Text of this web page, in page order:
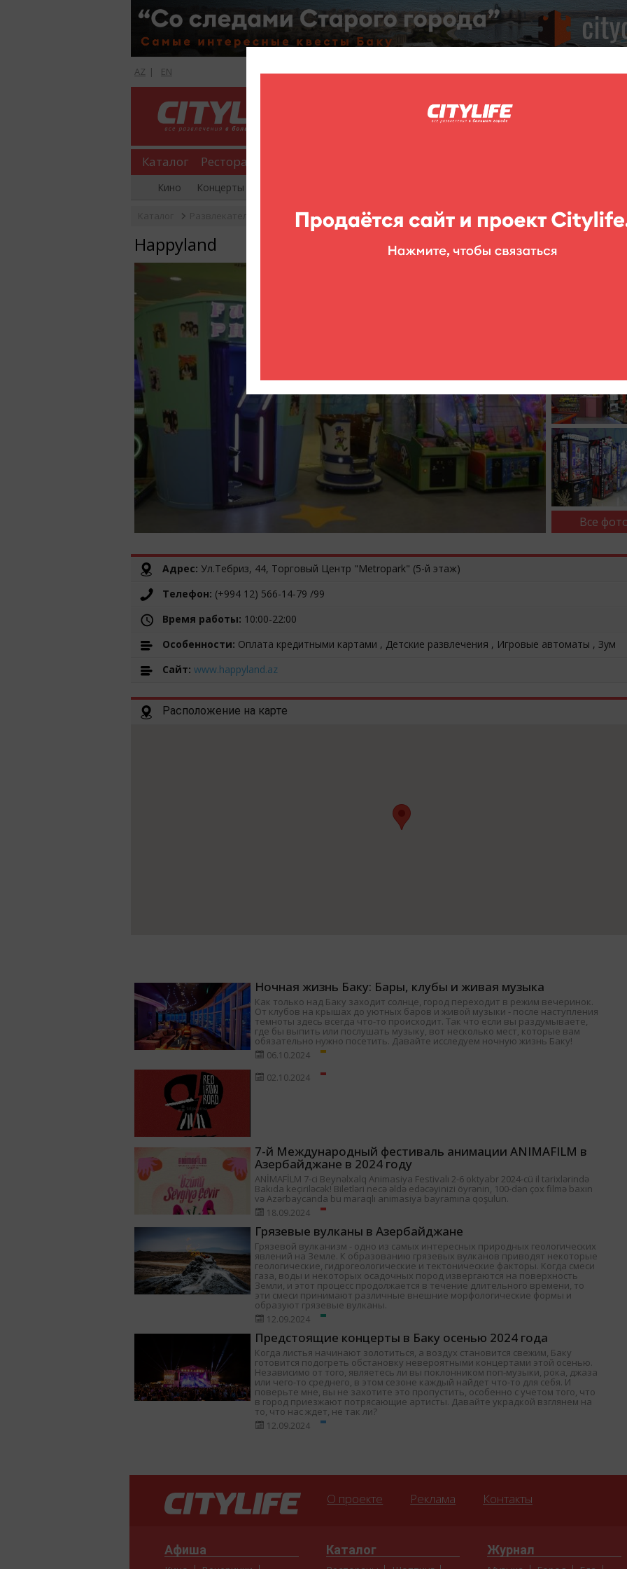
AZ | EN
Каталог Рестораны
Кино Концерты
Развлекательные центры Happyland
Happyland
Все
Адрес: Ул.Тебриз, 44, Торговый Центр "Metropark" (5-й этаж)
Телефон: (+994 12) 566-14-79 /99
Время работы: 10:00-22:00
Особенности: Оплата кредитными картами , Детские развлечения , Игровые автоматы , Зум
Cайт: www.happyland.az
Расположение на карте
Ночная жизнь Баку: Бары, клубы и живая музыка
Как только над Баку заходит солнце, город переходит в режим вечеринок.
От клубов на крышах до уютных баров и живой музыки - после наступления
темноты здесь всегда что-то происходит. Так что если вы раздумываете,
где бы выпить или послушать музыку, вот несколько мест, которые вам
обязательно нужно посетить. Давайте исследуем ночную жизнь Баку!
06.10.2024
02.10.2024
7-й Международный фестиваль анимации ANIMAFILM в
Азербайджане в 2024 году
ANİMAFİLM 7-ci Beynəlxalq Animasiya Festivalı 2-6 oktyabr 2024-cü il tarixlərində
Bakıda keçiriləcək! Biletləri necə əldə edəcəyinizi öyrənin, 100-dən çox filmə baxın
və Azərbaycanda bu maraqlı animasiya bayramına qoşulun.
18.09.2024
Грязевые вулканы в Азербайджане
Грязевой вулканизм - одно из самых интересных природных геологических
явлений на Земле. К образованию грязевых вулканов приводят некоторые
геологические, гидрогеологические и тектонические факторы. Когда смеси
газа, воды и некоторых осадочных пород извергаются на поверхность
Земли, и этот процесс продолжается в течение длительного времени, то
эти смеси принимают различные внешние морфологические формы и
образуют грязевые вулканы.
12.09.2024
Предстоящие концерты в Баку осенью 2024 года
Когда листья начинают золотиться, а воздух становится свежим, Баку
готовится подогреть обстановку невероятными концертами этой осенью.
Независимо от того, являетесь ли вы поклонником поп-музыки, рока, джаза
или чего-то среднего, в этом сезоне каждый найдет что-то для себя. И
поверьте мне, вы не захотите это пропустить, особенно с учетом того, что
в город приезжают потрясающие артисты. Давайте украдкой взглянем на
то, что нас ждет, не так ли?
12.09.2024
О проекте Реклама Контакты
Афиша Каталог Журнал